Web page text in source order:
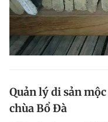
Quản lý di sản
chùa Bổ Đà